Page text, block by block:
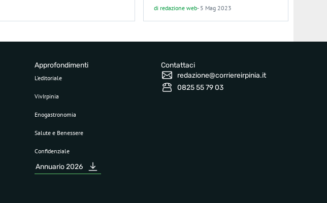
di redazione web- 5 Mag 2023
Approfondimenti
L’editoriale
VivIrpinia
Enogastronomia
Salute e Benessere
Confidenziale
Annuario 2026
Contattaci
redazione@corriereirpinia.it
0825 55 79 03